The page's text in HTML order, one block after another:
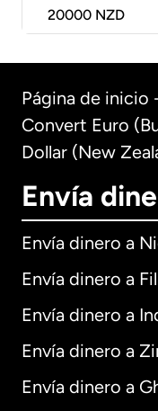
20000 NZD
Página de inicio
Convert Euro
Dollar (New
Envía
Envía dinero a
Envía dinero a
Envía dinero a
Envía dinero a
Envía dinero a